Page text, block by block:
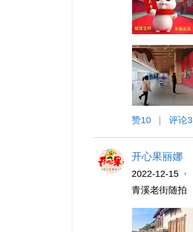
赞10 评论3
开心果丽娜
2022-12-15 ·
青溪老街随拍